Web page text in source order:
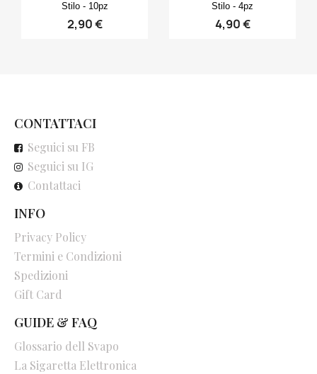
Stilo - 10pz
2,90 €
Stilo - 4pz
4,90 €
CONTATTACI
Seguici su FB
Seguici su IG
Contattaci
INFO
Privacy Policy
Termini e Condizioni
Spedizioni
Gift Card
GUIDE & FAQ
Glossario dell Svapo
La Sigaretta Elettronica